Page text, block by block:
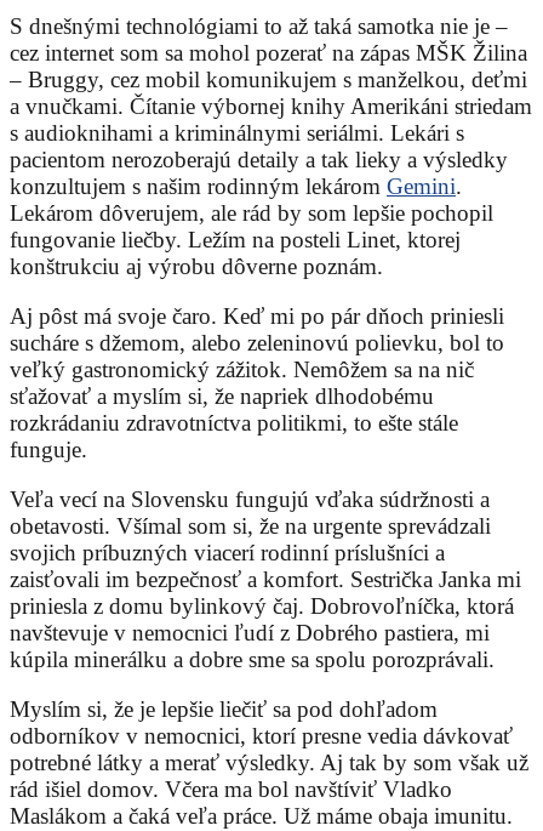
S dnešnými technológiami to až taká samotka nie je –
cez internet som sa mohol pozerať na zápas MŠK Žilina
– Bruggy, cez mobil komunikujem s manželkou, deťmi
a vnučkami. Čítanie výbornej knihy Amerikáni striedam
s audioknihami a kriminálnymi seriálmi. Lekári s
pacientom nerozoberajú detaily a tak lieky a výsledky
konzultujem s našim rodinným lekárom Gemini.
Lekárom dôverujem, ale rád by som lepšie pochopil
fungovanie liečby. Ležím na posteli Linet, ktorej
konštrukciu aj výrobu dôverne poznám.
Aj pôst má svoje čaro. Keď mi po pár dňoch priniesli
sucháre s džemom, alebo zeleninovú polievku, bol to
veľký gastronomický zážitok. Nemôžem sa na nič
sťažovať a myslím si, že napriek dlhodobému
rozkrádaniu zdravotníctva politikmi, to ešte stále
funguje.
Veľa vecí na Slovensku fungujú vďaka súdržnosti a
obetavosti. Všímal som si, že na urgente sprevádzali
svojich príbuzných viacerí rodinní príslušníci a
zaisťovali im bezpečnosť a komfort. Sestrička Janka mi
priniesla z domu bylinkový čaj. Dobrovoľníčka, ktorá
navštevuje v nemocnici ľudí z Dobrého pastiera, mi
kúpila minerálku a dobre sme sa spolu porozprávali.
Myslím si, že je lepšie liečiť sa pod dohľadom
odborníkov v nemocnici, ktorí presne vedia dávkovať
potrebné látky a merať výsledky. Aj tak by som však už
rád išiel domov. Včera ma bol navštíviť Vladko
Maslákom a čaká veľa práce. Už máme obaja imunitu.